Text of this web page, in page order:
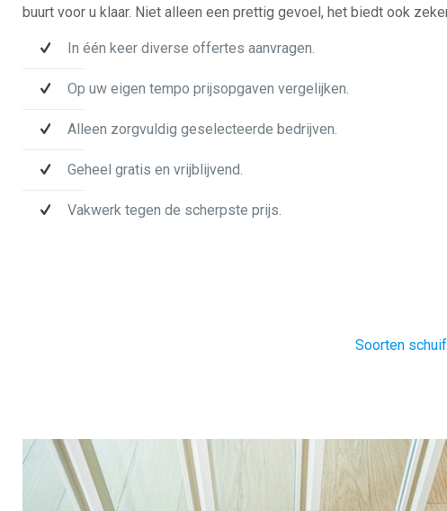
buurt voor u klaar. Niet alleen een prettig gevoel, het biedt ook
In één keer diverse offertes aanvragen.
Op uw eigen tempo prijsopgaven vergelijken.
Alleen zorgvuldig geselecteerde bedrijven.
Geheel gratis en vrijblijvend.
Vakwerk tegen de scherpste prijs.
Soorten